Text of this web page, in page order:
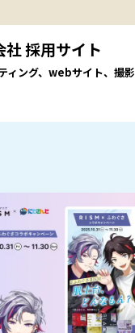
社 採用サイト
ィング、webサイト、撮影